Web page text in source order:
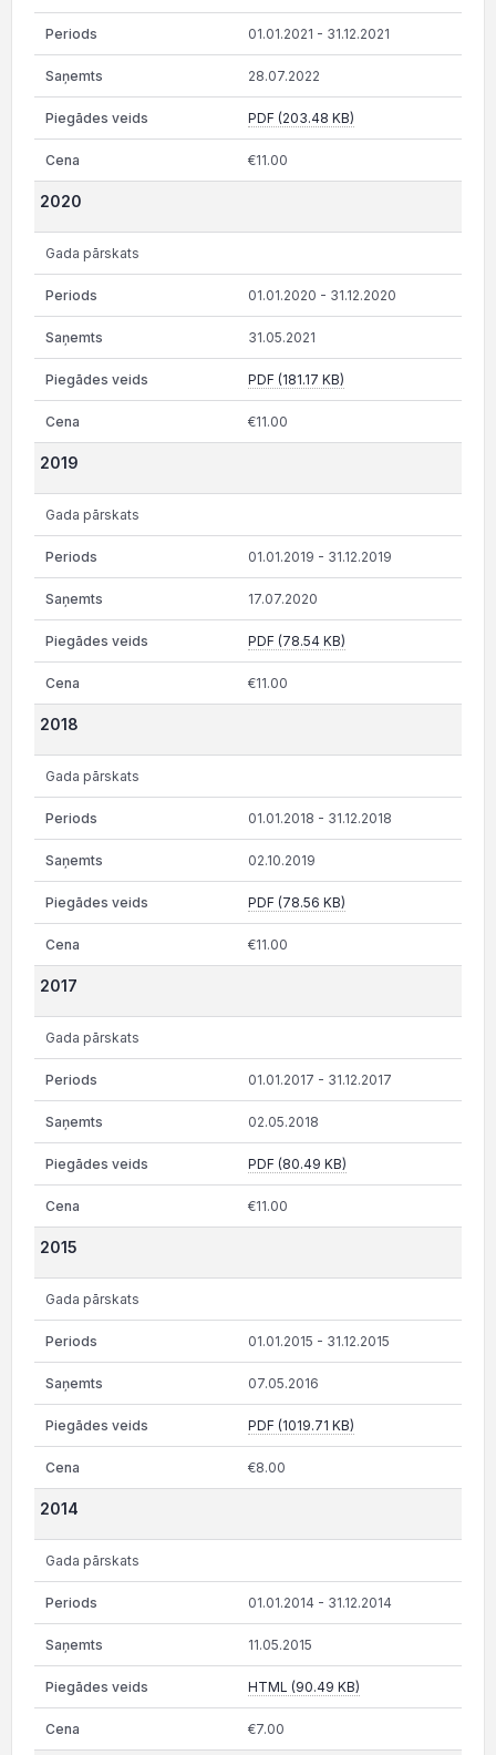
01.01.2021 - 31.12.2021
28.07.2022
PDF (203.48 KB)
€11.00
2020
Gada pārskats
01.01.2020 - 31.12.2020
31.05.2021
PDF (181.17 KB)
€11.00
2019
Gada pārskats
01.01.2019 - 31.12.2019
17.07.2020
PDF (78.54 KB)
€11.00
2018
Gada pārskats
01.01.2018 - 31.12.2018
02.10.2019
PDF (78.56 KB)
€11.00
2017
Gada pārskats
01.01.2017 - 31.12.2017
02.05.2018
PDF (80.49 KB)
€11.00
2015
Gada pārskats
01.01.2015 - 31.12.2015
07.05.2016
PDF (1019.71 KB)
€8.00
2014
Gada pārskats
01.01.2014 - 31.12.2014
11.05.2015
HTML (90.49 KB)
€7.00